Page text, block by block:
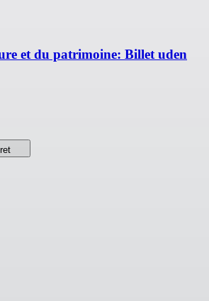
et du patrimoine: Billet uden